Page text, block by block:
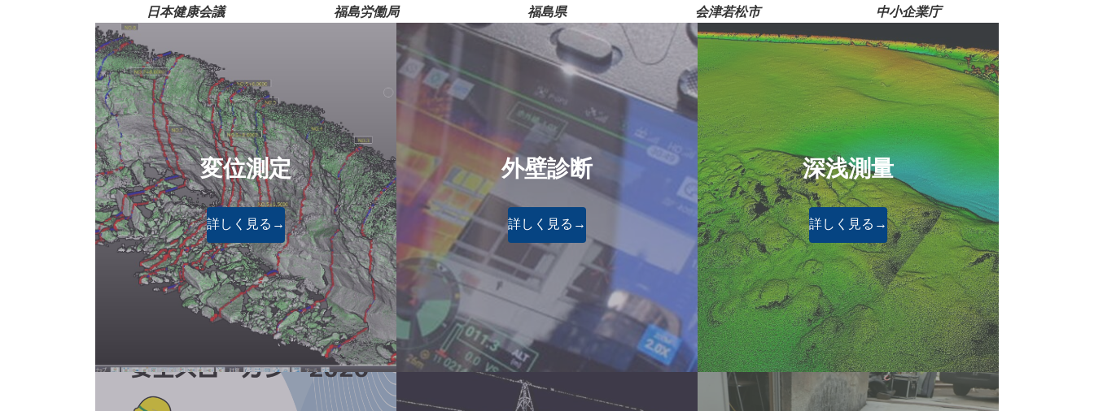
日本健康会議 福島労働局 福島県 会津若松市 中小企業庁
変位測定
詳しく見る→
外壁診断
詳しく見る→
深浅測量
詳しく見る→